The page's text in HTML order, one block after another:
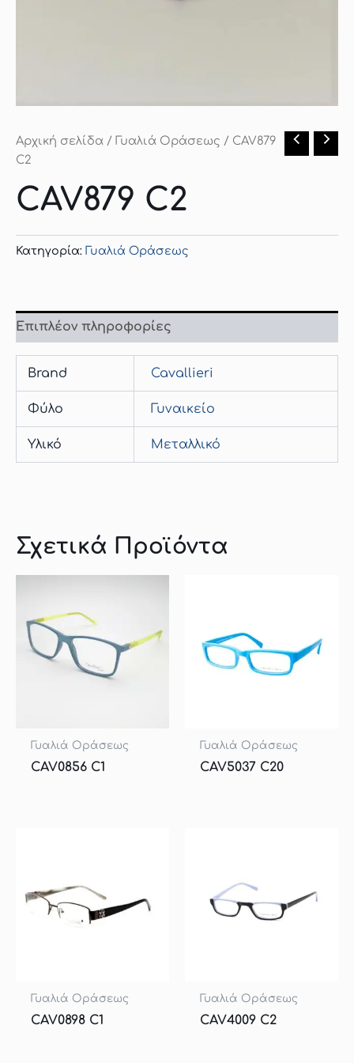
Αρχική σελίδα / Γυαλιά Οράσεως / CAV879
C2
CAV879 C2
Κατηγορία: Γυαλιά Οράσεως
Επιπλέον πληροφορίες
Brand Cavallieri
Φύλο Γυναικείο
Υλικό Μεταλλικό
Σχετικά Προϊόντα
Γυαλιά Οράσεως
CAV0856 C1
Γυαλιά Οράσεως
CAV5037 C20
Γυαλιά Οράσεως
CAV0898 C1
Γυαλιά Οράσεως
CAV4009 C2